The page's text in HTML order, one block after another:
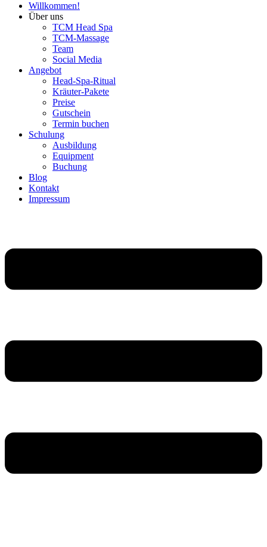
Willkommen!
Über uns
TCM Head Spa
TCM-Massage
Team
Social Media
Angebot
Head-Spa-Ritual
Kräuter-Pakete
Preise
Gutschein
Termin buchen
Schulung
Ausbildung
Equipment
Buchung
Blog
Kontakt
Impressum